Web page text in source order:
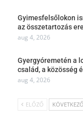
Gyimesfelsőlokon
az összetartozás
aug 4, 2026
Gyergyóremetén a
család, a közösség
aug 4, 2026
ELŐZŐ KÖVETKEZŐ